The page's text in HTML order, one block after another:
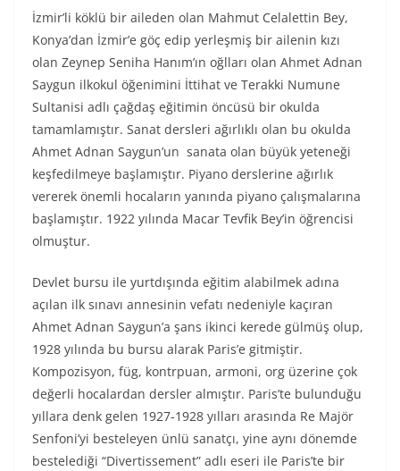
İzmir’li köklü bir aileden olan Mahmut Celalettin Bey,
Konya’dan İzmir’e göç edip yerleşmiş bir ailenin kızı
olan Zeynep Seniha Hanım’ın oğlları olan Ahmet Adnan
Saygun ilkokul öğenimini İttihat ve Terakki Numune
Sultanisi adlı çağdaş eğitimin öncüsü bir okulda
tamamlamıştır. Sanat dersleri ağırlıklı olan bu okulda
Ahmet Adnan Saygun’un sanata olan büyük yeteneği
keşfedilmeye başlamıştır. Piyano derslerine ağırlık
vererek önemli hocaların yanında piyano çalışmalarına
başlamıştır. 1922 yılında Macar Tevfik Bey’in öğrencisi
olmuştur.
Devlet bursu ile yurtdışında eğitim alabilmek adına
açılan ilk sınavı annesinin vefatı nedeniyle kaçıran
Ahmet Adnan Saygun’a şans ikinci kerede gülmüş olup,
1928 yılında bu bursu alarak Paris’e gitmiştir.
Kompozisyon, füg, kontrpuan, armoni, org üzerine çok
değerli hocalardan dersler almıştır. Paris’te bulunduğu
yıllara denk gelen 1927-1928 yılları arasında Re Majör
Senfoni’yi besteleyen ünlü sanatçı, yine aynı dönemde
bestelediği “Divertissement” adlı eseri ile Paris’te bir